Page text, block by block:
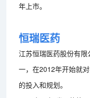
年上市。
恒瑞医药
江苏恒瑞医药股份有
一，在2012年开始就
的投入和规划。